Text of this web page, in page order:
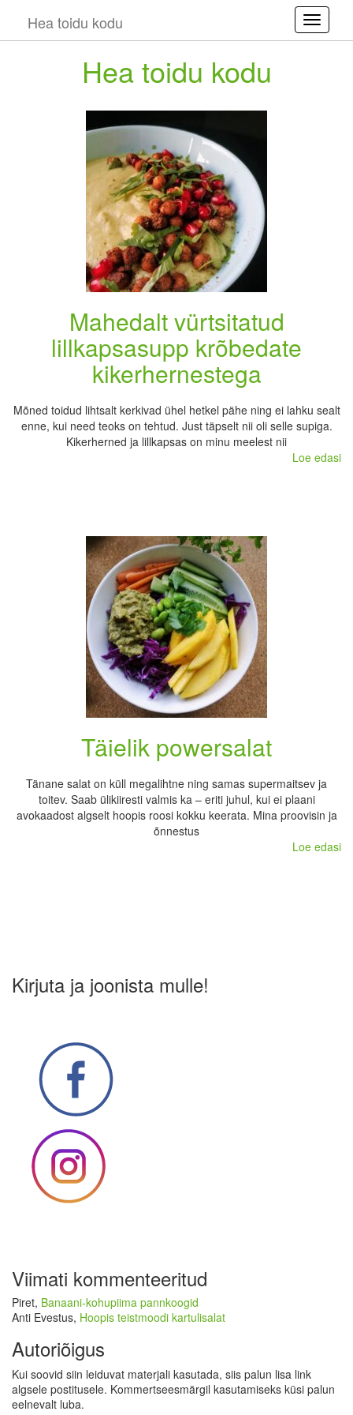
Hea toidu kodu
Hea toidu kodu
Mahedalt vürtsitatud
lillkapsasupp krõbedate
kikerhernestega
Mõned toidud lihtsalt kerkivad ühel hetkel pähe ning ei lahku sealt
enne, kui need teoks on tehtud. Just täpselt nii oli selle supiga.
Kikerherned ja lillkapsas on minu meelest nii
Loe edasi
Täielik powersalat
Tänane salat on küll megalihtne ning samas supermaitsev ja
toitev. Saab ülikiiresti valmis ka – eriti juhul, kui ei plaani
avokaadost algselt hoopis roosi kokku keerata. Mina proovisin ja
õnnestus
Loe edasi
Kirjuta ja joonista mulle!
Viimati kommenteeritud
Piret, Banaani-kohupiima pannkoogid
Anti Evestus, Hoopis teistmoodi kartulisalat
Autoriõigus
Kui soovid siin leiduvat materjali kasutada, siis palun lisa link
algsele postitusele. Kommertseesmärgil kasutamiseks küsi palun
eelnevalt luba.